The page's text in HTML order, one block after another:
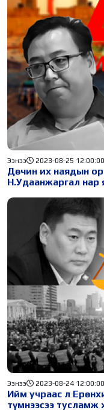
Дөчин их наядын
Н.Удаанжаргал нар
Ээнээ 2023-08-25 12:00:00
Ийм учраас л
түмнээсээ тусламж
Ээнээ 2023-08-24 12:00:00